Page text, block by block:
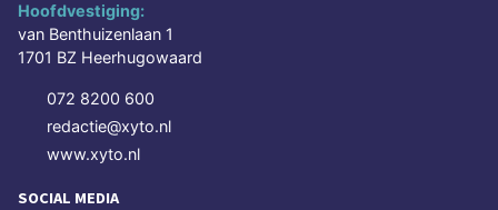
Hoofdvestiging:
van Benthuizenlaan 1
1701 BZ Heerhugowaard
072 8200 600
redactie@xyto.nl
www.xyto.nl
SOCIAL MEDIA